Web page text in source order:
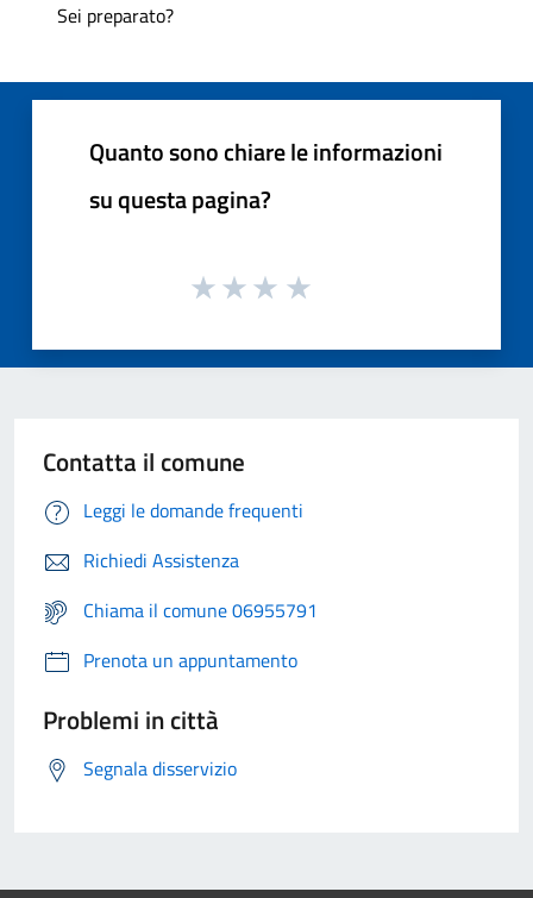
Sei preparato?
Quanto sono chiare le informazioni
su questa pagina?
Contatta il comune
Leggi le domande frequenti
Richiedi Assistenza
Chiama il comune 06955791
Prenota un appuntamento
Problemi in città
Segnala disservizio